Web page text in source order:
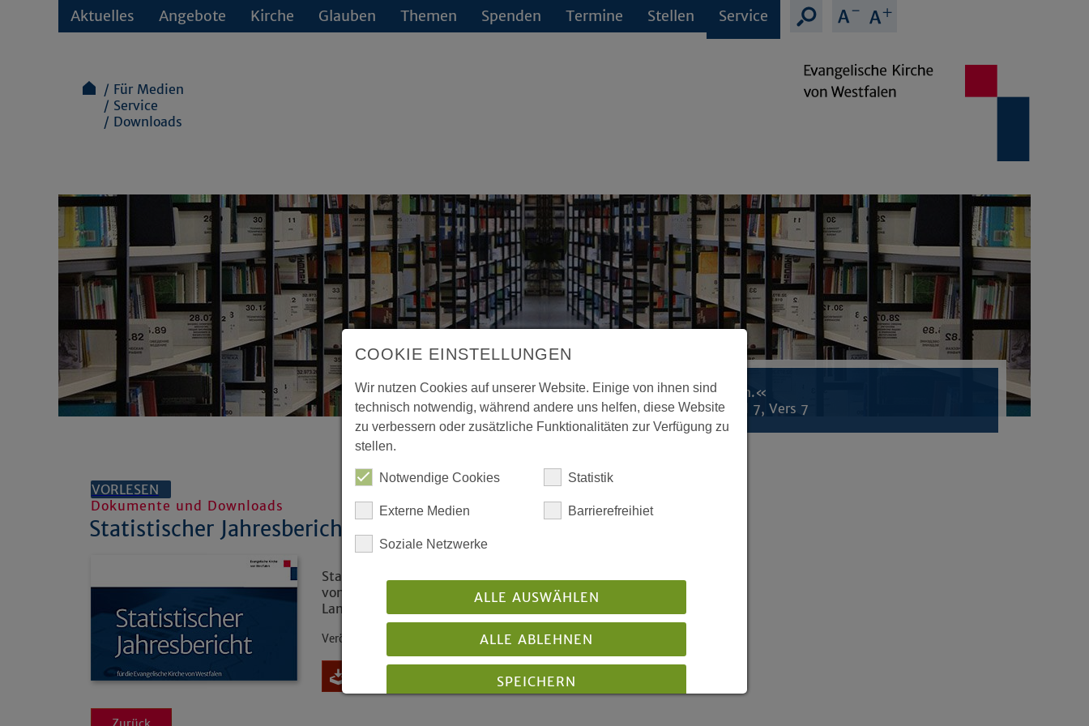
Aktuelles Angebote Kirche Glauben Themen Spenden Termine Stellen Service
Für Medien
Service
Downloads
»Suchet, so werdet ihr finden.«
Matthäusevangelium, Kapitel 7, Vers 7
VORLESEN
Dokumente und Downloads
Statistischer Jahresbericht 2023
Statistischer Jahresbericht 2023 der Evangelischen Kirche
von Westfalen -
Landessynode 2023
Veröffentlicht: 11/2023
COOKIE EINSTELLUNGEN
Wir nutzen Cookies auf unserer Website. Einige von ihnen sind
technisch notwendig, während andere uns helfen, diese Website
zu verbessern oder zusätzliche Funktionalitäten zur Verfügung zu
stellen.
Notwendige Cookies Statistik
Externe Medien Barrierefreihiet
Soziale Netzwerke
ALLE AUSWÄHLEN
ALLE ABLEHNEN
SPEICHERN